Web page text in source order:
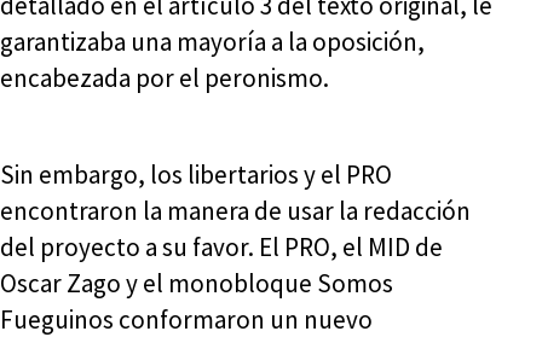
garantizaba una mayoría a la oposición,
encabezada por el peronismo.
Sin embargo, los libertarios y el PRO
encontraron la manera de usar la redacción
del proyecto a su favor. El PRO, el MID de
Oscar Zago y el monobloque Somos
Fueguinos conformaron un nuevo